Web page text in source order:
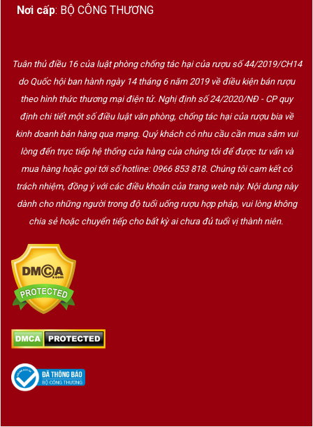
Nơi cấp: BỘ CÔNG THƯƠNG
Tuân thủ điều 16 của luật phòng chống tác hại của rượu số 44/2019/CH14
do Quốc hội ban hành ngày 14 tháng 6 năm 2019 về điều kiện bán rượu
theo hình thức thương mại điện tử. Nghị định số 24/2020/NĐ - CP quy
định chi tiết một số điều luật văn phòng, chống tác hại của rượu bia về
kinh doanh bán hàng qua mạng. Quý khách có nhu cầu cần mua sắm vui
lòng đến trực tiếp hệ thống cửa hàng của chúng tôi để được tư vấn và
mua hàng hoặc gọi tới số hotline: 0966 853 818. Chúng tôi cam kết có
trách nhiệm, đồng ý với các điều khoản của trang web này. Nội dung này
dành cho những người trong độ tuổi uống rượu hợp pháp, vui lòng không
chia sẻ hoặc chuyển tiếp cho bất kỳ ai chưa đủ tuổi vị thành niên.